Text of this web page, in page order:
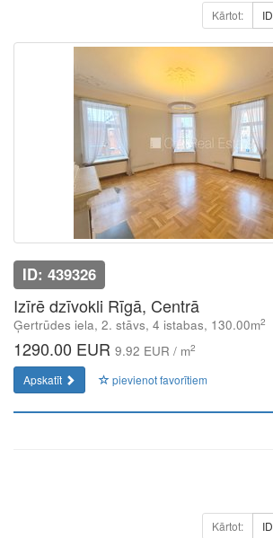
Kārtot: ID
ID: 439326
Izīrē dzīvokli Rīgā, Centrā
Ģertrūdes iela, 2. stāvs, 4 istabas, 130.00m2
1290.00 EUR 9.92 EUR / m2
Apskatīt pievienot favorītiem
Kārtot: ID